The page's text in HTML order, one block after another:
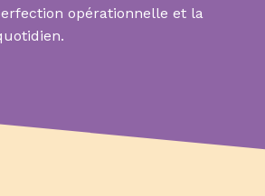
opérationnelle et la